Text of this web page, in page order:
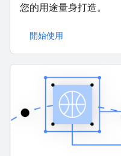
您的用途量身打造。
開始使用